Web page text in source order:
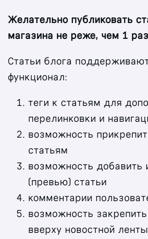
Желательно публиковать
магазина не реже, чем 1
Статьи блога
функционал:
теги к статьям для
перелинковки и
возможность
статьям
возможность добавить
(превью) статьи
комментарии
возможность
вверху новостной ленты